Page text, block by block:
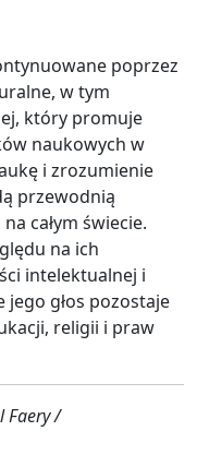
poprzez
w tym
który promuje
naukowych w
i zrozumienie
przewodnią
całym świecie.
na ich
intelektualnej i
​​jego głos pozostaje
religii i praw
Faery /